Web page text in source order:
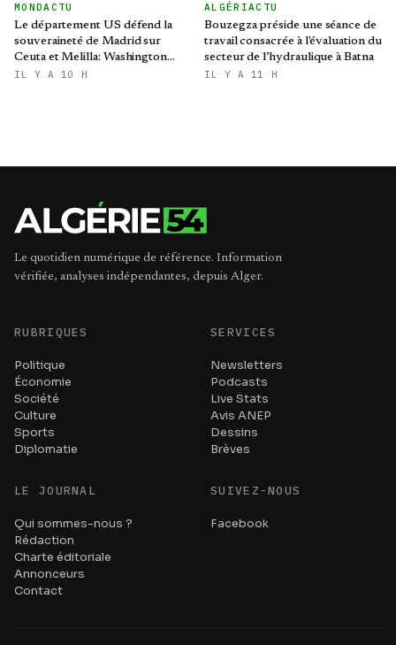
MONDACTU
Le département US défend la
souveraineté de Madrid sur
Ceuta et Melilla: Washington
refroidit les ambitions
IL Y A 10 H
ALGÉRIACTU
Bouzegza préside une séance de
travail consacrée à l'évaluation du
secteur de l’hydraulique à Batna
IL Y A 11 H
Le quotidien numérique de référence. Information
vérifiée, analyses indépendantes, depuis Alger.
RUBRIQUES
Politique
Économie
Société
Culture
Sports
Diplomatie
SERVICES
Newsletters
Podcasts
Live Stats
Avis ANEP
Dessins
Brèves
LE JOURNAL
Qui sommes-nous ?
Rédaction
Charte éditoriale
Annonceurs
Contact
SUIVEZ-NOUS
Facebook